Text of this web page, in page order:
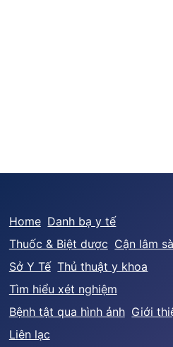
Home Danh bạ y tế
Thuốc & Biệt dược Cận lâm
Sở Y Tế Thủ thuật y khoa
Tìm hiểu xét nghiệm
Bệnh tật qua hình ảnh Giới
Liên lạc